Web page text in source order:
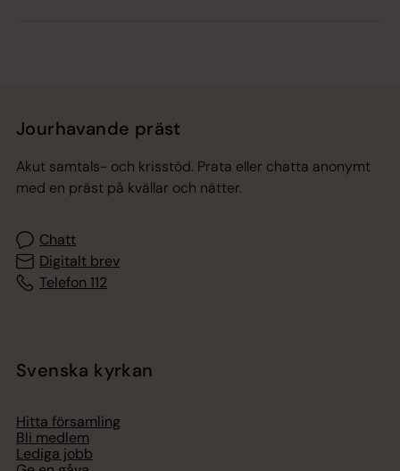
Jourhavande präst
Akut samtals- och krisstöd. Prata eller chatta anonymt
med en präst på kvällar och nätter.
Chatt
Digitalt brev
Telefon 112
Svenska kyrkan
Hitta församling
Bli medlem
Lediga jobb